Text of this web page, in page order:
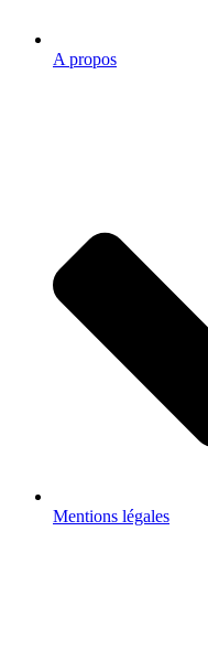
A propos
Mentions légales